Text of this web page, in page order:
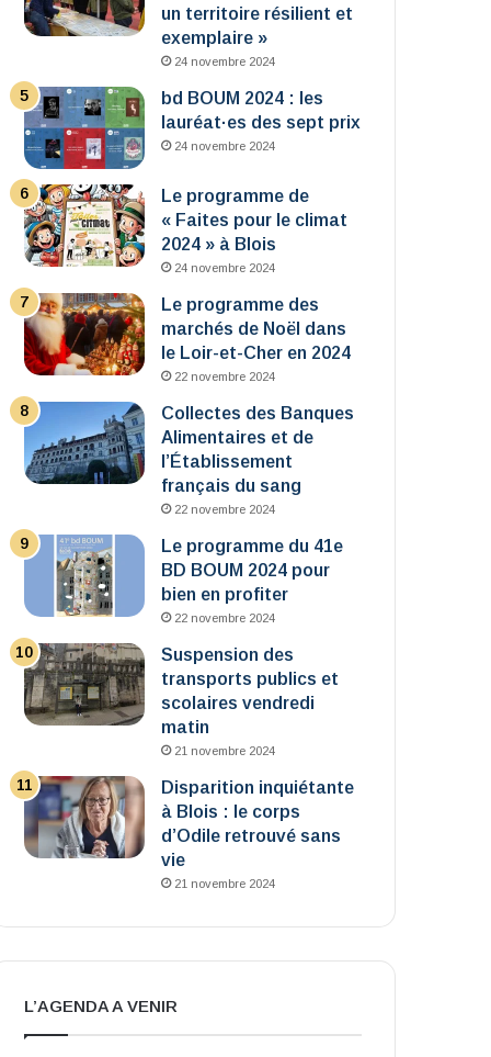
un territoire résilient et
exemplaire »
24 novembre 2024
bd BOUM 2024 : les
lauréat·es des sept prix
24 novembre 2024
Le programme de
« Faites pour le climat
2024 » à Blois
24 novembre 2024
Le programme des
marchés de Noël dans
le Loir-et-Cher en 2024
22 novembre 2024
Collectes des Banques
Alimentaires et de
l’Établissement
français du sang
22 novembre 2024
Le programme du 41e
BD BOUM 2024 pour
bien en profiter
22 novembre 2024
Suspension des
transports publics et
scolaires vendredi
matin
21 novembre 2024
Disparition inquiétante
à Blois : le corps
d’Odile retrouvé sans
vie
21 novembre 2024
L’AGENDA A VENIR